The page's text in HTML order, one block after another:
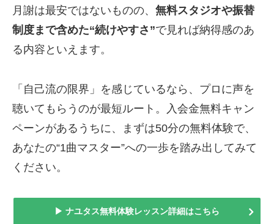
月謝は最安ではないものの、 無料スタジオや振替
制度まで含めた“続けやすさ”で見れば納得感のあ
る内容といえます。
「自己流の限界」を感じているなら、プロに声を
聴いてもらうのが最短ルート。入会金無料キャン
ペーンがあるうちに、まずは50分の無料体験で、
あなたの“1曲マスター”への一歩を踏み出してみて
ください。
▶ ナユタス無料体験レッスン詳細はこちら